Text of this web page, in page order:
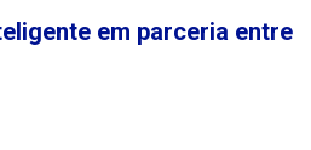
em parceria entre